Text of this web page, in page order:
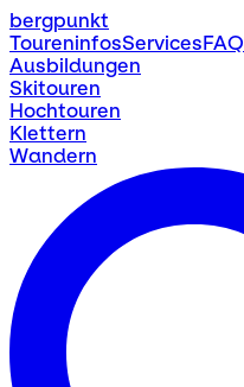
bergpunkt
ToureninfosServicesFAQ
Ausbildungen
Skitouren
Hochtouren
Klettern
Wandern